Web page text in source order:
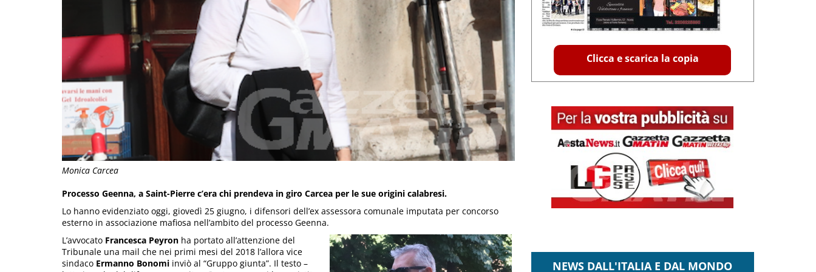
Monica Carcea
Processo Geenna, a Saint-Pierre c’era chi prendeva in giro Carcea per le sue origini calabresi.
Lo hanno evidenziato oggi, giovedì 25 giugno, i difensori dell’ex assessora comunale imputata per concorso
esterno in associazione mafiosa nell’ambito del processo Geenna.
L’avvocato Francesca Peyron ha portato all’attenzione del
Tribunale una mail che nei primi mesi del 2018 l’allora vice
sindaco Ermanno Bonomi inviò al “Gruppo giunta”. Il testo –
Clicca e scarica la copia
NEWS DALL'ITALIA E DAL MONDO